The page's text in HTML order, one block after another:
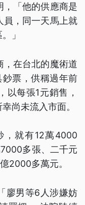
，「他的供應商是
員，同一天馬上就
」
，在台北的魔術道
票，供稱過年前
以每張1元銷售，
尚未流入市面。
，就有12萬4000
多張、二千元
2000多萬元。
廖男等6人涉嫌妨